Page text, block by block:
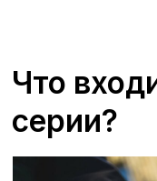
Mercedes-Benz
«А-ДРАЙВ»